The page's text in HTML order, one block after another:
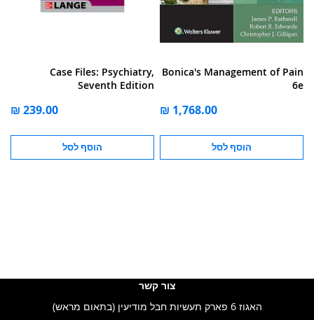
Bonica's Management of Pain
6e
הוסף לסל
Case Files: Psychiatry,
Seventh Edition
הוסף לסל
צור קשר
האגוז 6 פארק תעשיות חבל מודיעין (בתאום מראש)